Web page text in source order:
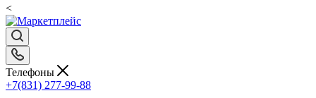
<
Телефоны
+7(831) 277-99-88